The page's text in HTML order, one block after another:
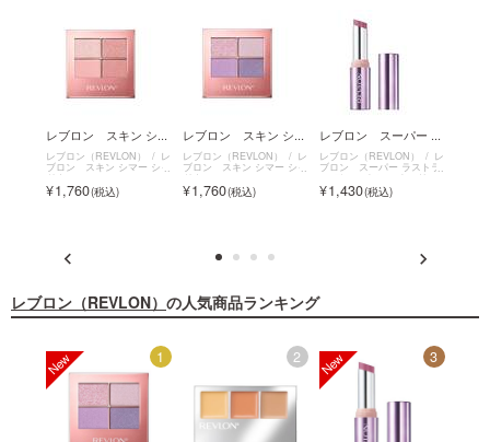
レブロン スキン シ...
レブロン（REVLON） レ
ブロン スキン シマー シャ
ドウ
1,760
レブロン スキン シ...
レブロン（REVLON） レ
ブロン スキン シマー シャ
ドウ
1,760
レブロン スーパー ...
レブロン（REVLON） レ
ブロン スーパー ラストラ
ス デューイ シャイン リッ
プスティック
1,430
レブロン（REVLON） の人気商品ランキング
1 2 3